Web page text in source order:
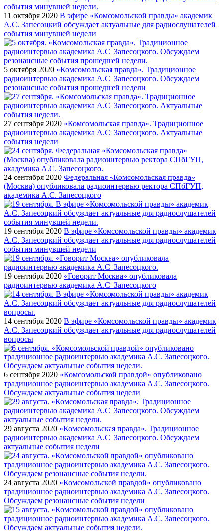
11 октября 2020 В эфире «Комсомольской правды» академик
А.С. Запесоцкий обсуждает актуальные для радиослушателей
события минувшей недели
5 октября 2020 «Комсомольская правда». Традиционное
радиоинтервью академика А.С. Запесоцкого. Обсуждаем
резонансные события прошедшей недели
27 сентября 2020 «Комсомольская правда». Традиционное
радиоинтервью академика А.С. Запесоцкого. Актуальные
события недели
24 сентября 2020 Федеральная «Комсомольская правда»
(Москва) опубликовала радиоинтервью ректора СПбГУП,
академика А.С. Запесоцкого
19 сентября 2020 В эфире «Комсомольской правды» академик
А.С. Запесоцкий обсуждает актуальные для радиослушателей
события минувшей недели
19 сентября 2020 «Говорит Москва» опубликовала
радиоинтервью академика А.С. Запесоцкого
14 сентября 2020 В эфире «Комсомольской правды» академик
А.С. Запесоцкий обсуждает актуальные для радиослушателей
вопросы
6 сентября 2020 «Комсомольской правдой» опубликовано
традиционное радиоинтервью академика А.С. Запесоцкого.
Обсуждаем актуальные события недели
29 августа 2020 «Комсомольская правда». Традиционное
радиоинтервью академика А.С. Запесоцкого. Обсуждаем
актуальные события недели
24 августа 2020 «Комсомольской правдой» опубликовано
традиционное радиоинтервью академика А.С. Запесоцкого.
Обсуждаем резонансные события недели